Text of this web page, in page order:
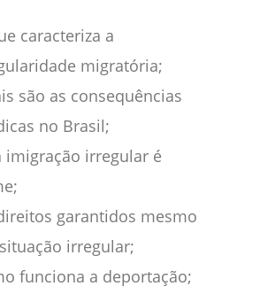
caracteriza a
migratória;
são as consequências
no Brasil;
imigração irregular é
garantidos mesmo
irregular;
funciona a deportação;